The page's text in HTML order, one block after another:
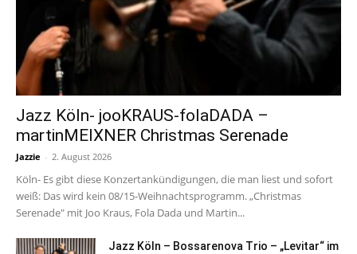
Jazz Köln- jooKRAUS-folaDADA –
martinMEIXNER Christmas Serenade
Jazzie - 2. August 2026
Köln- Es gibt diese Konzertankündigungen, die man liest und sofort
weiß: Das wird kein 08/15-Weihnachtsprogramm. „Christmas
Serenade" mit Joo Kraus, Fola Dada und Martin...
Jazz Köln – Bossarenova Trio – „Levitar“ im